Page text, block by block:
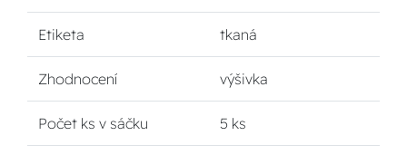
Etiketa tkaná
Zhodnocení výšivka
Počet ks v sáčku 5 ks